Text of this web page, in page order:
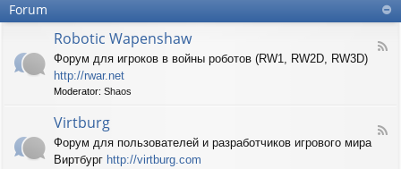
Forum
F
o
Robotic Wapenshaw
Форум для игроков в войны роботов (RW1, RW2D, RW3D)
http://rwar.net
Moderator: Shaos
F
Virtburg
Форум для пользователей и разработчиков игрового мира
Виртбург http://virtburg.com